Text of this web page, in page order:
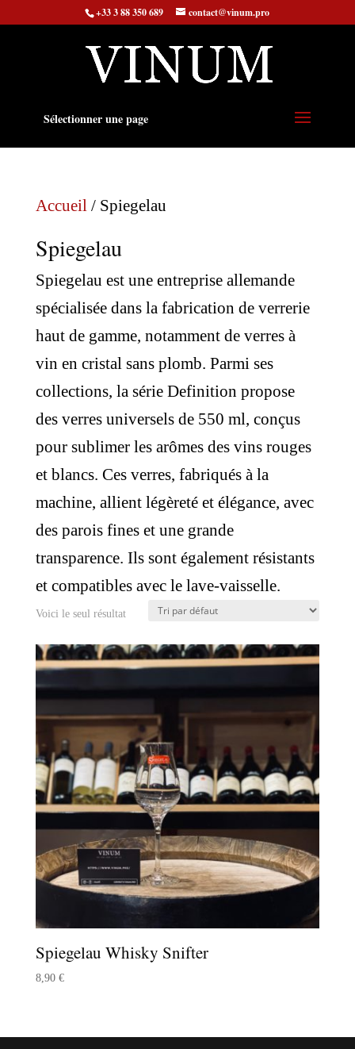
+33 3 88 350 689 contact@vinum.pro
Sélectionner une page
Accueil/ Spiegelau
Spiegelau
Spiegelau est une entreprise allemande
spécialisée dans la fabrication de verrerie
haut de gamme, notamment de verres à
vin en cristal sans plomb. Parmi ses
collections, la série Definition propose
des verres universels de 550 ml, conçus
pour sublimer les arômes des vins rouges
et blancs. Ces verres, fabriqués à la
machine, allient légèreté et élégance, avec
des parois fines et une grande
transparence. Ils sont également résistants
et compatibles avec le lave-vaisselle.
Voici le seul résultat
Spiegelau Whisky Snifter
8,90 €